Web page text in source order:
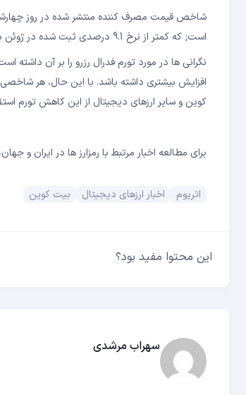
است; که کمتر از نرخ 9.1 درصدی ثبت شده در ژوئن بوده است. نرخ تورم ماه ژوئن بالاترین افزایش ماهانه در چهار دهه گذشته بود.
نگرانی ها در مورد تورم فدرال رزرو را بر آن
افزایش بیشتری داشته باشد. با این حال، هر
کوین و سایر ارزهای دیجیتال از این کاهش تورم
برای مطالعه اخبار مرتبط با رمزارز ها در ایران و جهان،
اتریوم اخبار ارزهای دیجیتال بیت کوین
این محتوا مفید بود؟
سهراب مرشدی